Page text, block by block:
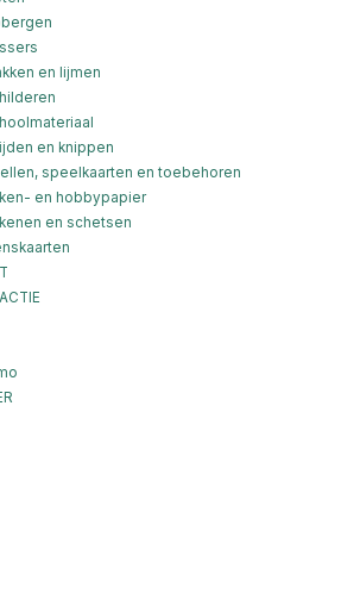
en lijmen
en knippen
speelkaarten en toebehoren
en hobbypapier
en schetsen